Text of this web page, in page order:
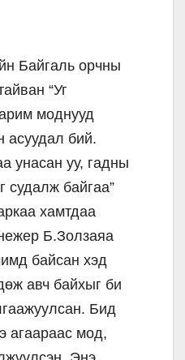
Байгаль орчны
“Уг
моднууд
асуудал бий.
унасан уу, гадны
судалж байгаа”
хамтдаа
Б.Золзаяа
байсан хэд
авч байхыг би
Бид
агаараас мод,